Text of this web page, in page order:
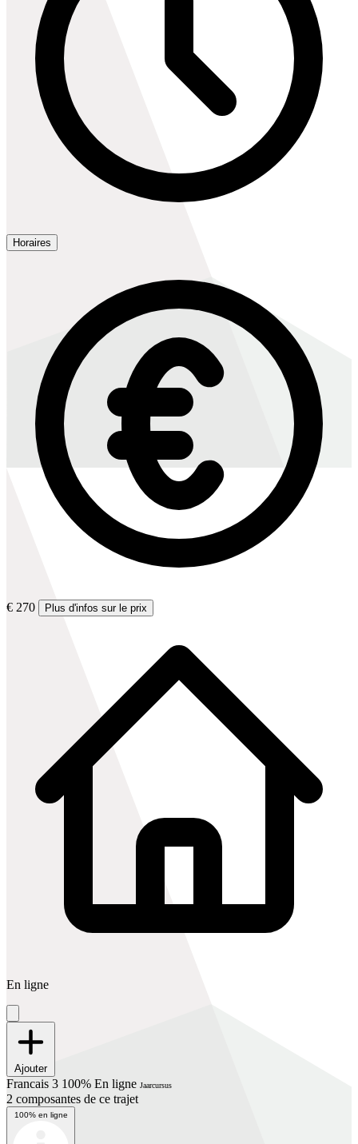
Horaires
€ 270 Plus d'infos sur le prix
En ligne
Ajouter
Francais 3 100% En ligne Jaarcursus
2 composantes de ce trajet
100% en ligne